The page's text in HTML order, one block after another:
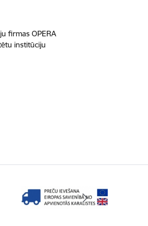
firmas OPERA
institūciju